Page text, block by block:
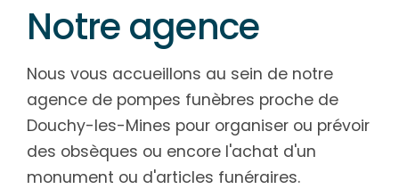
Notre agence
Nous vous accueillons au sein de notre
agence de pompes funèbres proche de
Douchy-les-Mines pour organiser ou prévoir
des obsèques ou encore l'achat d'un
monument ou d'articles funéraires.